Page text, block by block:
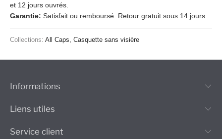
et 12 jours ouvrés.
Garantie: Satisfait ou remboursé. Retour gratuit sous 14 jours.
Collections: All Caps, Casquette sans visière
Informations
Liens utiles
Service client